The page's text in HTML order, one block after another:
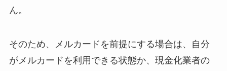
ん。
そのため、メルカードを前提にする場合は、自分
がメルカードを利用できる状態か、現金化業者の